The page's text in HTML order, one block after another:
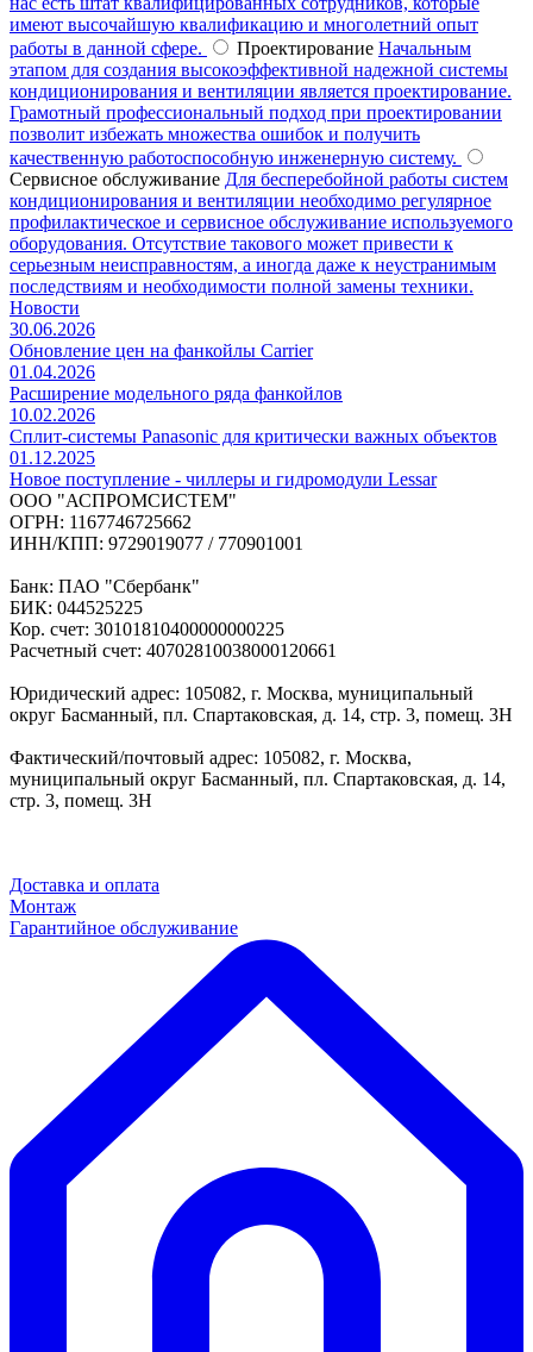
имеют высочайшую квалификацию и многолетний опыт
работы в данной сфере.
Проектирование Начальным
этапом для создания высокоэффективной надежной системы
кондиционирования и вентиляции является проектирование.
Грамотный профессиональный подход при проектировании
позволит избежать множества ошибок и получить
качественную работоспособную инженерную систему.
Сервисное обслуживание Для бесперебойной работы систем
кондиционирования и вентиляции необходимо регулярное
профилактическое и сервисное обслуживание используемого
оборудования. Отсутствие такового может привести к
серьезным неисправностям, а иногда даже к неустранимым
последствиям и необходимости полной замены техники.
Новости
30.06.2026
Обновление цен на фанкойлы Carrier
01.04.2026
Расширение модельного ряда фанкойлов
10.02.2026
Сплит-системы Panasonic для критически важных объектов
01.12.2025
Новое поступление - чиллеры и гидромодули Lessar
ООО "АСПРОМСИСТЕМ"
ОГРН: 1167746725662
ИНН/КПП: 9729019077 / 770901001
Банк: ПАО "Сбербанк"
БИК: 044525225
Кор. счет: 30101810400000000225
Расчетный счет: 40702810038000120661
Юридический адрес: 105082, г. Москва, муниципальный
округ Басманный, пл. Спартаковская, д. 14, стр. 3, помещ. 3Н
Фактический/почтовый адрес: 105082, г. Москва,
муниципальный округ Басманный, пл. Спартаковская, д. 14,
стр. 3, помещ. 3Н
Доставка и оплата
Монтаж
Гарантийное обслуживание